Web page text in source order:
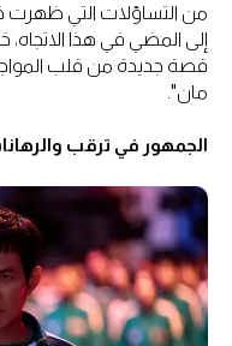
من التساؤلات التي ظهرت
إلى المضي في هذا
قصة جديدة من قلب
مان".
الجمهور في ترقب